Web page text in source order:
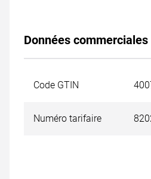
Données commerciales
Code GTIN
Numéro tarifaire